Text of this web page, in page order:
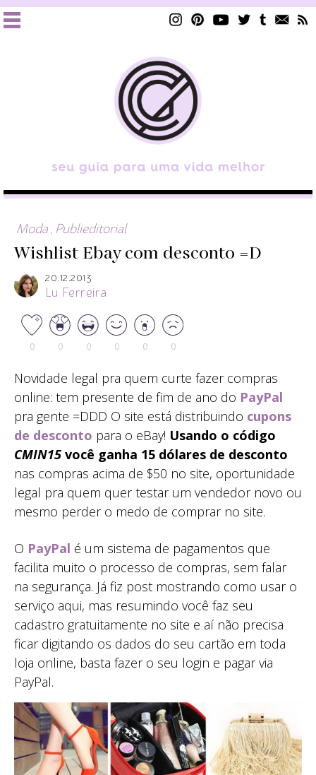
Moda Publieditorial
Wishlist Ebay com desconto =D
20.12.2013
Lu Ferreira
0 0 0 0 0 0
Novidade legal pra quem curte fazer compras
online: tem presente de fim de ano do PayPal
pra gente =DDD O site está distribuindo cupons
de desconto para o eBay! Usando o código
CMIN15 você ganha 15 dólares de desconto
nas compras acima de $50 no site, oportunidade
legal pra quem quer testar um vendedor novo ou
mesmo perder o medo de comprar no site.
O PayPal é um sistema de pagamentos que
facilita muito o processo de compras, sem falar
na segurança. Já fiz post mostrando como usar o
serviço aqui, mas resumindo você faz seu
cadastro gratuitamente no site e aí não precisa
ficar digitando os dados do seu cartão em toda
loja online, basta fazer o seu login e pagar via
PayPal.